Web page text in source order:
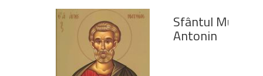
Sfântul Mucenic
Antonin